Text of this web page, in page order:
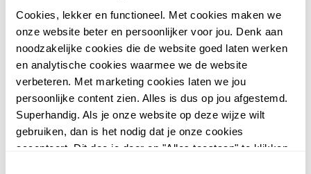
Cookies, lekker en functioneel. Met cookies maken we
onze website beter en persoonlijker voor jou. Denk aan
noodzakelijke cookies die de website goed laten werken
en analytische cookies waarmee we de website
verbeteren. Met marketing cookies laten we jou
persoonlijke content zien. Alles is dus op jou afgestemd.
Superhandig. Als je onze website op deze wijze wilt
gebruiken, dan is het nodig dat je onze cookies
accepteert. Dit doe je door op "Alles toestaan" te klikken.